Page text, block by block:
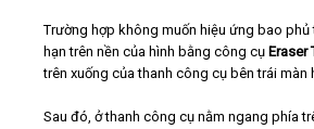
Trường hợp không muốn hiệu ứng bao
hạn trên nền của hình bằng công cụ Eraser
trên xuống của thanh công cụ bên trái màn
Sau đó, ở thanh công cụ nằm ngang phía